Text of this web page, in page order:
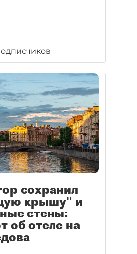
сохранил
крышу" и
стены:
об отеле на